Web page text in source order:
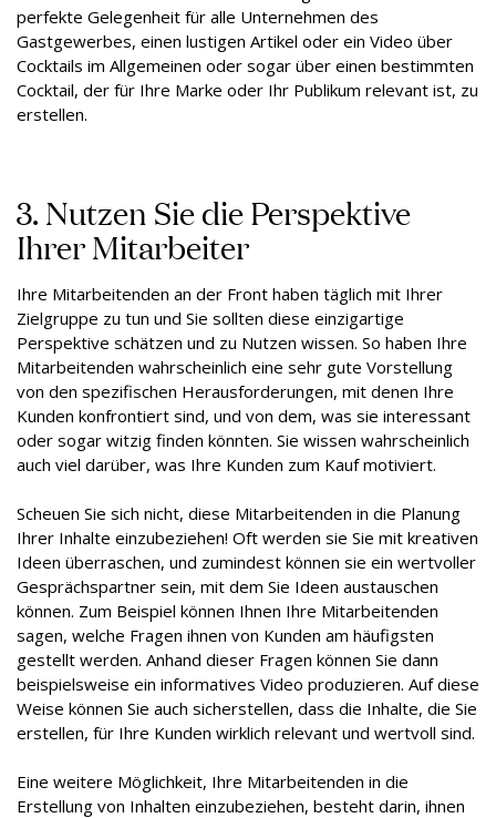
perfekte Gelegenheit für alle Unternehmen des
Gastgewerbes, einen lustigen Artikel oder ein Video über
Cocktails im Allgemeinen oder sogar über einen bestimmten
Cocktail, der für Ihre Marke oder Ihr Publikum relevant ist, zu
erstellen.
3. Nutzen Sie die Perspektive
Ihrer Mitarbeiter
Ihre Mitarbeitenden an der Front haben täglich mit Ihrer
Zielgruppe zu tun und Sie sollten diese einzigartige
Perspektive schätzen und zu Nutzen wissen. So haben Ihre
Mitarbeitenden wahrscheinlich eine sehr gute Vorstellung
von den spezifischen Herausforderungen, mit denen Ihre
Kunden konfrontiert sind, und von dem, was sie interessant
oder sogar witzig finden könnten. Sie wissen wahrscheinlich
auch viel darüber, was Ihre Kunden zum Kauf motiviert.
Scheuen Sie sich nicht, diese Mitarbeitenden in die Planung
Ihrer Inhalte einzubeziehen! Oft werden sie Sie mit kreativen
Ideen überraschen, und zumindest können sie ein wertvoller
Gesprächspartner sein, mit dem Sie Ideen austauschen
können. Zum Beispiel können Ihnen Ihre Mitarbeitenden
sagen, welche Fragen ihnen von Kunden am häufigsten
gestellt werden. Anhand dieser Fragen können Sie dann
beispielsweise ein informatives Video produzieren. Auf diese
Weise können Sie auch sicherstellen, dass die Inhalte, die Sie
erstellen, für Ihre Kunden wirklich relevant und wertvoll sind.
Eine weitere Möglichkeit, Ihre Mitarbeitenden in die
Erstellung von Inhalten einzubeziehen, besteht darin, ihnen